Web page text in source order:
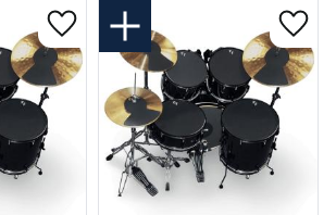
Lägg till i favoriter